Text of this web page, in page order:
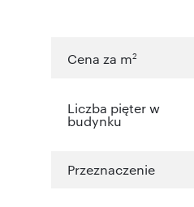
Cena za m2
Liczba pięter w
budynku
Przeznaczenie